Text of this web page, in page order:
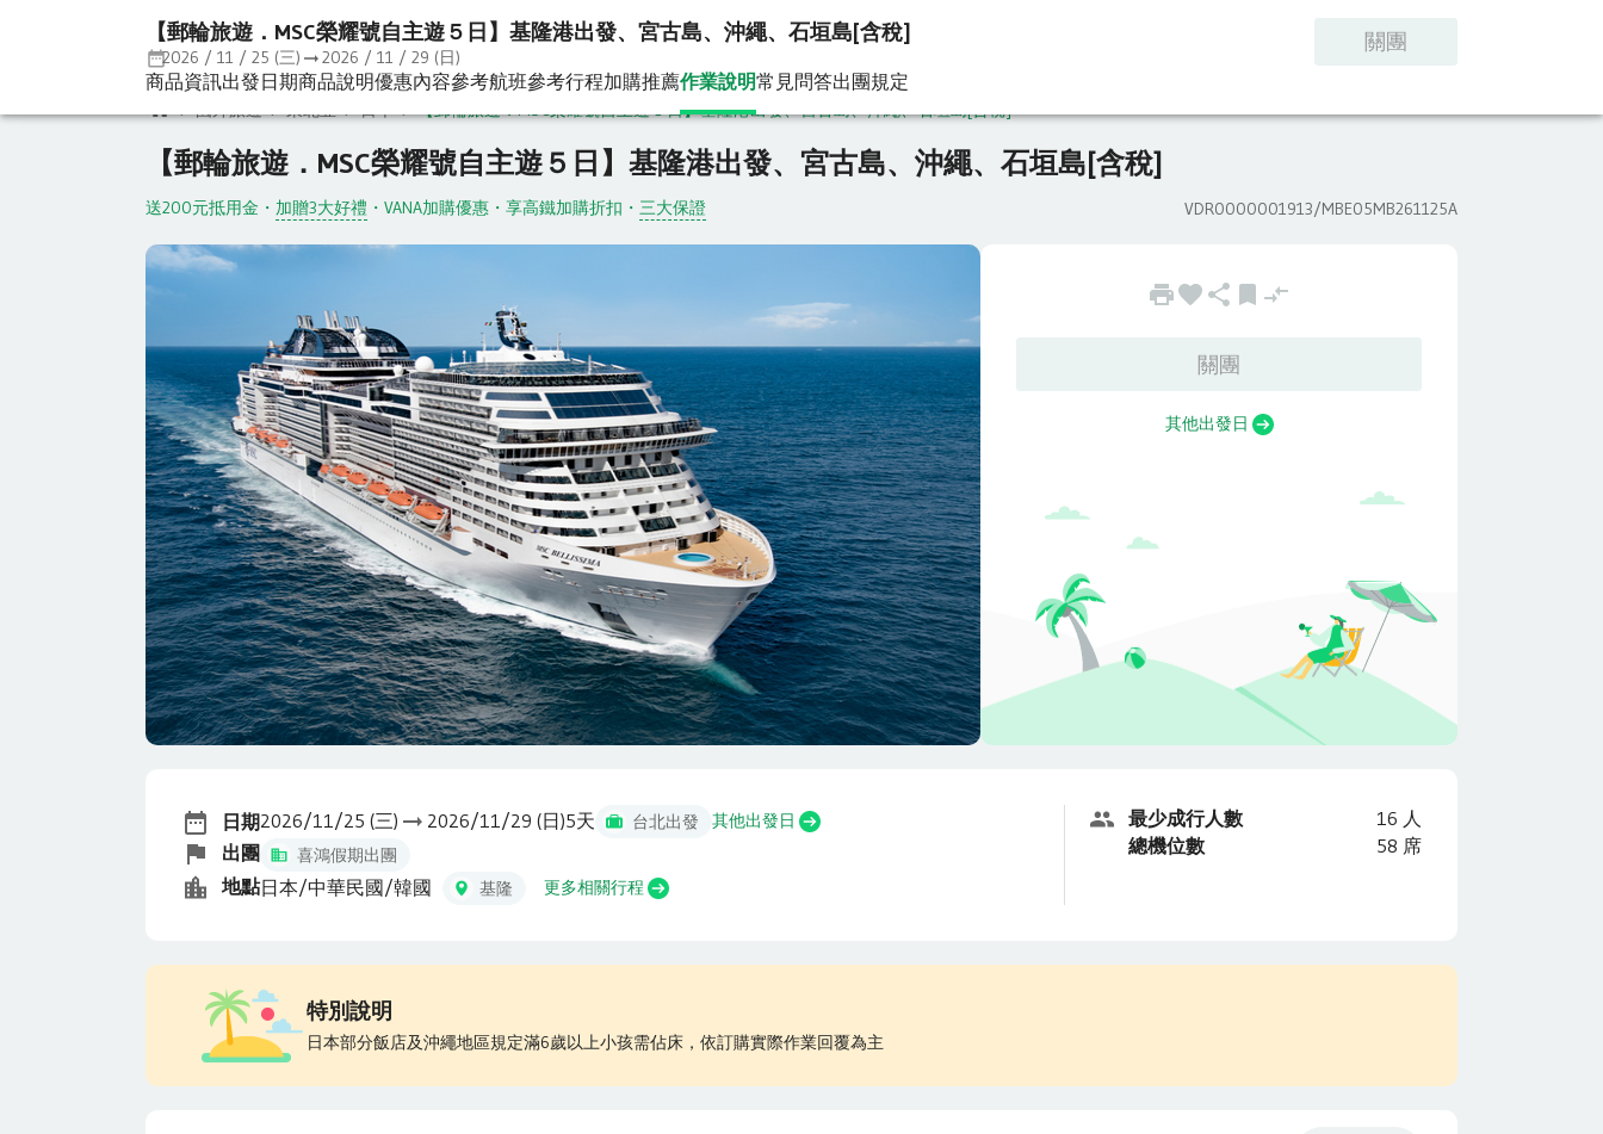
【郵輪旅遊．MSC榮耀號自主遊５日】基隆港出發、宮古島、沖繩、石垣島[含稅]
2026 / 11 / 25 (三) 2026 / 11 / 29 (日)
商品資訊出發日期商品說明優惠內容參考航班參考行程加購推薦作業說明常見問答出團規定
關團
國外旅遊 東北亞 日本 【郵輪旅遊．MSC榮耀號自主遊５日】基隆港出發、宮古島、沖繩、石垣島[含稅]
【郵輪旅遊．MSC榮耀號自主遊５日】基隆港出發、宮古島、沖繩、石垣島[含稅]
送200元抵用金 ・ 加贈3大好禮 ・ VANA加購優惠 ・ 享高鐵加購折扣 ・ 三大保證 VDR0000001913/MBE05MB261125A
關團
其他出發日
日期2026/11/25 (三) 2026/11/29 (日)5天 台北出發 其他出發日
出團 喜鴻假期出團
地點日本/中華民國/韓國 基隆 更多相關行程
最少成行人數 16 人
總機位數
58 席
特別說明
日本部分飯店及沖繩地區規定滿6歲以上小孩需佔床，依訂購實際作業回覆為主